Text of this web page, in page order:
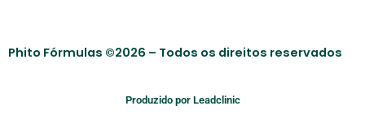
Phito Fórmulas ©2026 – Todos os direitos reservados
Produzido por Leadclinic